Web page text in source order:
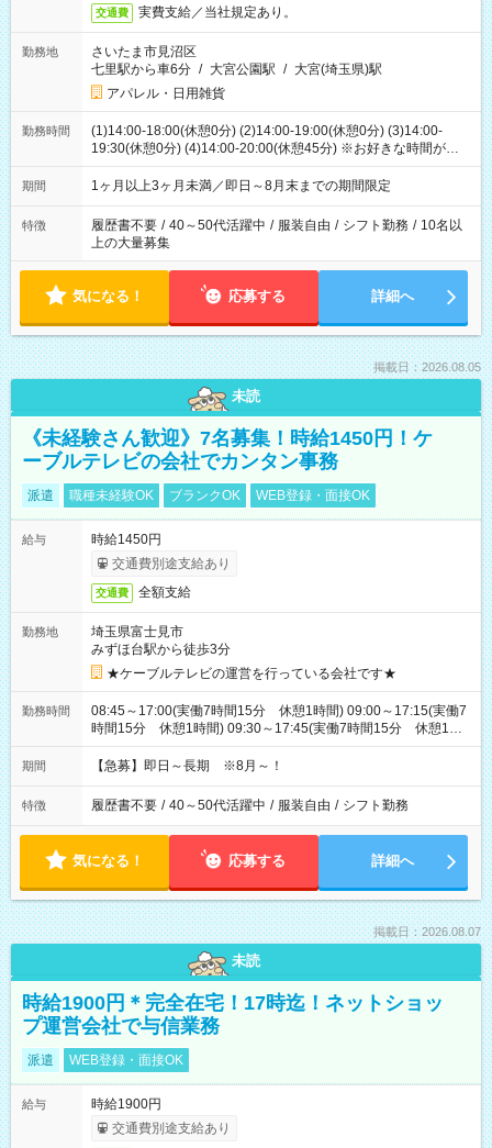
交通費 実費支給／当社規定あり。
勤務地
さいたま市見沼区
七里駅から車6分 / 大宮公園駅 / 大宮(埼玉県)駅
アパレル・日用雑貨
勤務時間
(1)14:00-18:00(休憩0分) (2)14:00-19:00(休憩0分) (3)14:00-
19:30(休憩0分) (4)14:00-20:00(休憩45分) ※お好きな時間が選べ
ます
期間 1ヶ月以上3ヶ月未満／即日～8月末までの期間限定
特徴 履歴書不要 / 40～50代活躍中 / 服装自由 / シフト勤務 / 10名以
上の大量募集
気になる！ 応募する 詳細へ
掲載日：2026.08.05
未読
《未経験さん歓迎》7名募集！時給1450円！ケ
ーブルテレビの会社でカンタン事務
派遣 職種未経験OK ブランクOK WEB登録・面接OK
給与
時給1450円
交通費別途支給あり
交通費 全額支給
勤務地
埼玉県富士見市
みずほ台駅から徒歩3分
★ケーブルテレビの運営を行っている会社です★
勤務時間
08:45～17:00(実働7時間15分 休憩1時間) 09:00～17:15(実働7
時間15分 休憩1時間) 09:30～17:45(実働7時間15分 休憩1時
間) ※11:45～20:00：週1回程度遅番あります(在宅勤務OK) ※配
属チームにより
期間 【急募】即日～長期 ※8月～！
特徴 履歴書不要 / 40～50代活躍中 / 服装自由 / シフト勤務
気になる！ 応募する 詳細へ
掲載日：2026.08.07
未読
時給1900円＊完全在宅！17時迄！ネットショッ
プ運営会社で与信業務
派遣 WEB登録・面接OK
給与
時給1900円
交通費別途支給あり